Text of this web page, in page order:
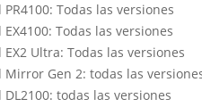
PR4100: Todas las versiones
EX4100: Todas las versiones
EX2 Ultra: Todas las versiones
Mirror Gen 2: todas las
DL2100: todas las versiones